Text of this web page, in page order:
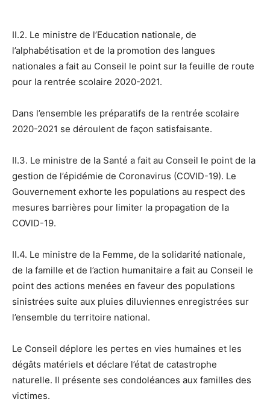
II.2. Le ministre de l’Education nationale, de
l’alphabétisation et de la promotion des langues
nationales a fait au Conseil le point sur la feuille de route
pour la rentrée scolaire 2020-2021.
Dans l’ensemble les préparatifs de la rentrée scolaire
2020-2021 se déroulent de façon satisfaisante.
II.3. Le ministre de la Santé a fait au Conseil le point de la
gestion de l’épidémie de Coronavirus (COVID-19). Le
Gouvernement exhorte les populations au respect des
mesures barrières pour limiter la propagation de la
COVID-19.
II.4. Le ministre de la Femme, de la solidarité nationale,
de la famille et de l’action humanitaire a fait au Conseil le
point des actions menées en faveur des populations
sinistrées suite aux pluies diluviennes enregistrées sur
l’ensemble du territoire national.
Le Conseil déplore les pertes en vies humaines et les
dégâts matériels et déclare l’état de catastrophe
naturelle. Il présente ses condoléances aux familles des
victimes.